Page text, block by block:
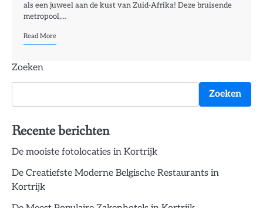
als een juweel aan de kust van Zuid-Afrika! Deze bruisende
metropool,…
Read More
Zoeken
Zoeken
Recente berichten
De mooiste fotolocaties in Kortrijk
De Creatiefste Moderne Belgische Restaurants in
Kortrijk